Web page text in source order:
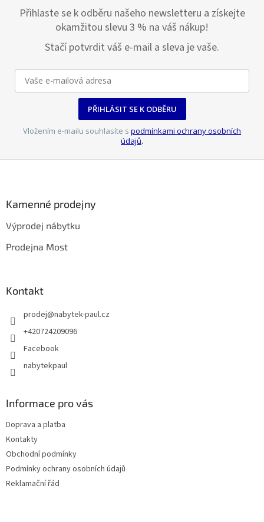
Přihlaste se k odběru našeho newsletteru a získejte
okamžitou slevu 3 % na váš nákup!
Stačí potvrdit váš e-mail a sleva je vaše.
PŘIHLÁSIT SE K ODBĚRU
Vložením e-mailu souhlasíte s podmínkami ochrany osobních
údajů.
Kamenné prodejny
Výprodej nábytku
Prodejna Most
Kontakt
prodej@nabytek-paul.cz
+420724209096
Facebook
nabytekpaul
Informace pro vás
Doprava a platba
Kontakty
Obchodní podmínky
Podmínky ochrany osobních údajů
Reklamační řád